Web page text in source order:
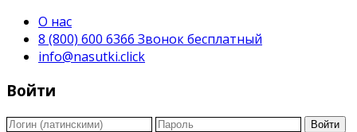
О нас
8 (800) 600 6366 Звонок бесплатный
info@nasutki.click
Войти
Войти